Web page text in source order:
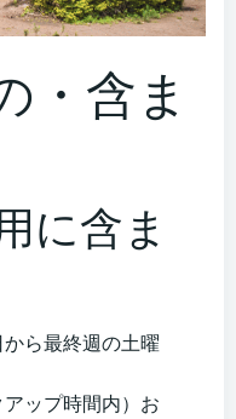
・含ま
に含ま
ら最終週の土曜
ップ時間内）お